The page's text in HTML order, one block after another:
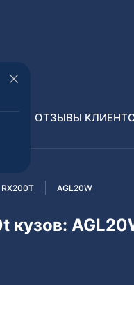
Benz
ОТЗЫВЫ
RX200T AGL20W
кузов: